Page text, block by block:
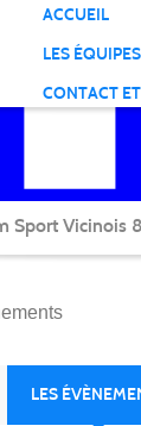
ACCUEIL
LES ÉQUIPES
CONTACT
Sport Vicinois
LES
des cookies